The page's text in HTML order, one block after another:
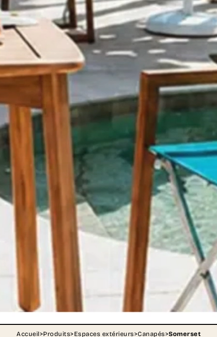
Accueil>Produits>Espaces extérieurs>Canapés>Somerset